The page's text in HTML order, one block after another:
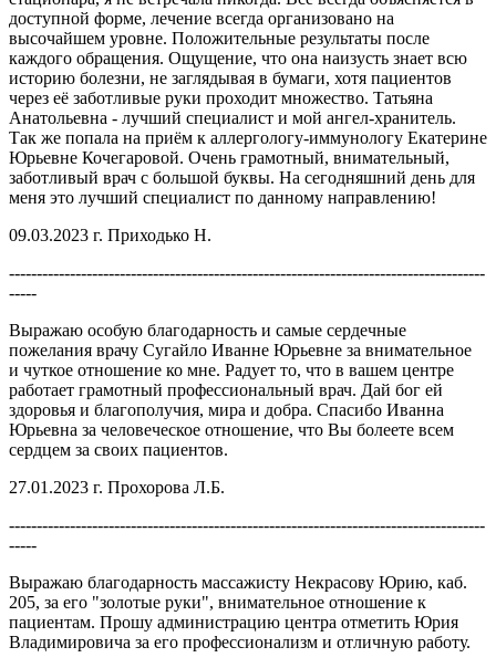
доступной форме, лечение всегда организовано на
высочайшем уровне. Положительные результаты после
каждого обращения. Ощущение, что она наизусть знает всю
историю болезни, не заглядывая в бумаги, хотя пациентов
через её заботливые руки проходит множество. Татьяна
Анатольевна - лучший специалист и мой ангел-хранитель.
Так же попала на приём к аллергологу-иммунологу Екатерине
Юрьевне Кочегаровой. Очень грамотный, внимательный,
заботливый врач с большой буквы. На сегодняшний день для
меня это лучший специалист по данному направлению!
09.03.2023 г. Приходько Н.
--------------------------------------------------------------------------------------
-----
Выражаю особую благодарность и самые сердечные
пожелания врачу Сугайло Иванне Юрьевне за внимательное
и чуткое отношение ко мне. Радует то, что в вашем центре
работает грамотный профессиональный врач. Дай бог ей
здоровья и благополучия, мира и добра. Спасибо Иванна
Юрьевна за человеческое отношение, что Вы болеете всем
сердцем за своих пациентов.
27.01.2023 г. Прохорова Л.Б.
--------------------------------------------------------------------------------------
-----
Выражаю благодарность массажисту Некрасову Юрию, каб.
205, за его "золотые руки", внимательное отношение к
пациентам. Прошу администрацию центра отметить Юрия
Владимировича за его профессионализм и отличную работу.